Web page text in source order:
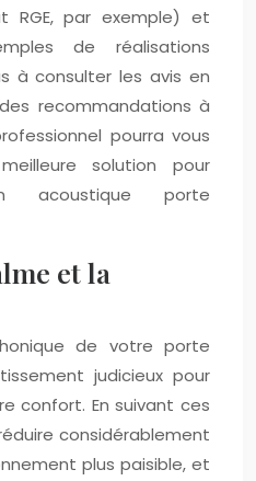
RGE, par exemple) et
de réalisations
à consulter les avis en
recommandations à
pourra vous
solution pour
acoustique porte
et la
de votre porte
judicieux pour
confort. En suivant ces
considérablement
plus paisible, et